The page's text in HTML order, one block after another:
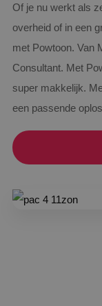
Of je nu werkt als
overheid of in een
met Powtoon. Van
Consultant. Met
super makkelijk.
een passende